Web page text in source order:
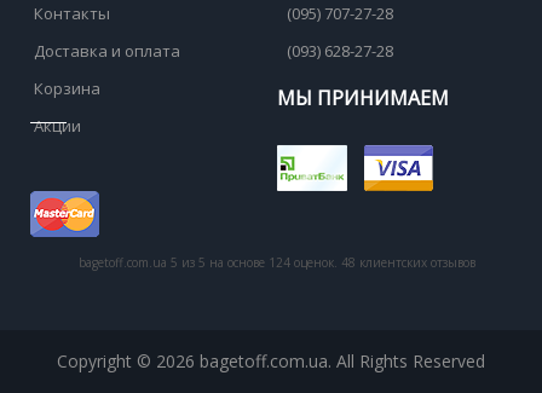
Контакты
Доставка и оплата
Корзина
Акции
(095) 707-27-28
(093) 628-27-28
МЫ ПРИНИМАЕМ
bagetoff.com.ua 5 из 5 на основе 124 оценок. 48 клиентских отзывов
Copyright © 2026 bagetoff.com.ua. All Rights Reserved